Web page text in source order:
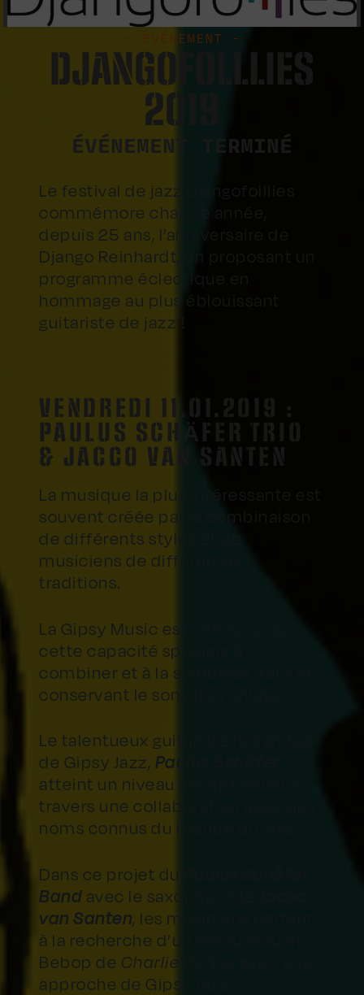
- EVÉNEMENT -
DJANGOFOLLLIES
2019
ÉVÉNEMENT TERMINÉ
Le festival de jazz Djangofolllies
commémore chaque année,
depuis 25 ans, l’anniversaire de
Django Reinhardt, en proposant un
programme éclectique en
hommage au plus éblouissant
guitariste de jazz !
VENDREDI 11.01.2019 :
PAULUS SCHÄFER TRIO
& JACCO VAN SANTEN
La musique la plus intéressante est
souvent créée par la combinaison
de différents styles et de
musiciens de différentes
traditions.
La Gipsy Music est connue pour
cette capacité spéciale à
combiner et à la symbiose, tout en
conservant le son gitan unique.
Le talentueux guitariste hollandais
de Gipsy Jazz, Paulus Schäfer
atteint un niveau exceptionnel à
travers une collaboration avec des
noms connus du monde du jazz.
Dans ce projet du
Band avec le saxophoniste
van Santen, les musiciens partent
à la recherche d’un renouveau du
Bebop de Charlie Parker
approche de Gipsy Jazz.